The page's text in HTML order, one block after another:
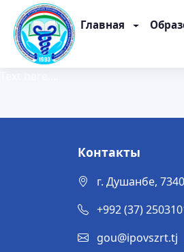
Главная
Контакты
г. Душанбе,
+992 (37)
gou@ipovszrt.tj